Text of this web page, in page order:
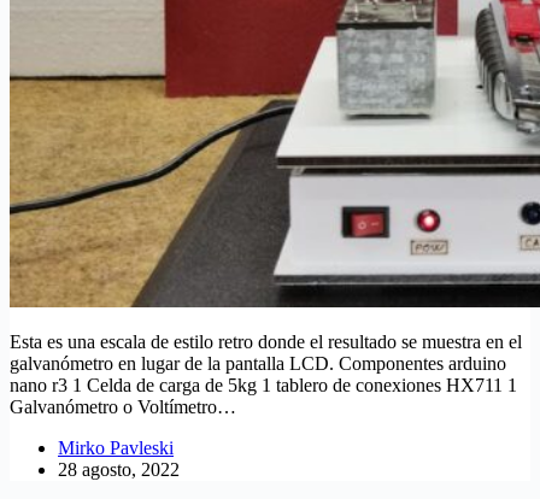
Esta es una escala de estilo retro donde el resultado se muestra en el
galvanómetro en lugar de la pantalla LCD. Componentes arduino
nano r3 1 Celda de carga de 5kg 1 tablero de conexiones HX711 1
Galvanómetro o Voltímetro…
Mirko Pavleski
28 agosto, 2022